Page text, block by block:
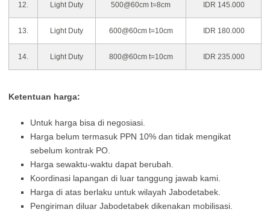
12. Light Duty 500@60cm t=8cm IDR 145.000
13. Light Duty 600@60cm t=10cm IDR 180.000
14. Light Duty 800@60cm t=10cm IDR 235.000
Ketentuan harga:
Untuk harga bisa di negosiasi.
Harga belum termasuk PPN 10% dan tidak mengikat
sebelum kontrak PO.
Harga sewaktu-waktu dapat berubah.
Koordinasi lapangan di luar tanggung jawab kami.
Harga di atas berlaku untuk wilayah Jabodetabek.
Pengiriman diluar Jabodetabek dikenakan mobilisasi.